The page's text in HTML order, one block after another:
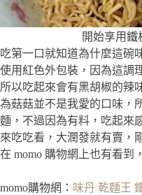
開始享用鐵
吃第一口就知道為什麼這碗
使用紅色外包裝，因為這調
所以吃起來會有黑胡椒的辣
為菇菇並不是我愛的口味，
麵，不過因為有料，吃起來
來吃吃看，大潤發就有賣，
在 momo 購物網上也有看到
momo購物網： 味丹 乾麵王